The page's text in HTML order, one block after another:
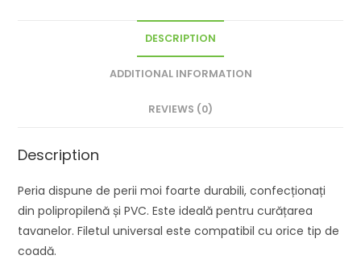
DESCRIPTION
ADDITIONAL INFORMATION
REVIEWS (0)
Description
Peria dispune de perii moi foarte durabili, confecționați
din polipropilenă și PVC. Este ideală pentru curățarea
tavanelor. Filetul universal este compatibil cu orice tip de
coadă.